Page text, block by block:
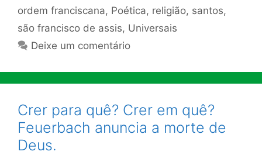
ordem franciscana, Poética, religião, santos,
são francisco de assis, Universais
Deixe um comentário
Crer para quê? Crer em quê?
Feuerbach anuncia a morte de
Deus.